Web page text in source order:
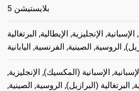
بلايستيشن 5
الإسبانية, الإنجليزية, الإيطالية, البرتغالية
الروسية, الصينية, الفرنسية, اليابانية
الإسبانية, الإسبانية (المكسيك), الإنجليزية,
البرتغالية (البرازيل), الروسية, الصينية,